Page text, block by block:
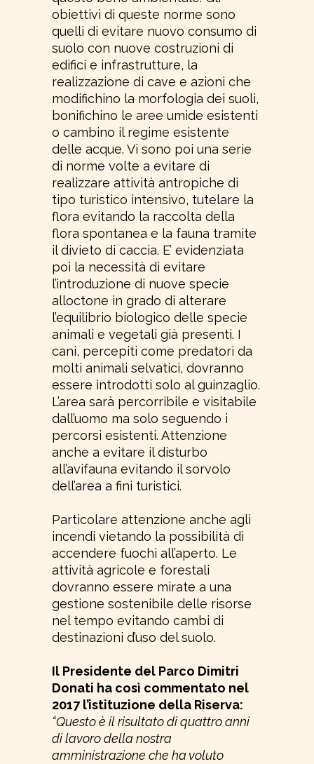
obiettivi di queste norme sono
quelli di evitare nuovo consumo di
suolo con nuove costruzioni di
edifici e infrastrutture, la
realizzazione di cave e azioni che
modifichino la morfologia dei suoli,
bonifichino le aree umide esistenti
o cambino il regime esistente
delle acque. Vi sono poi una serie
di norme volte a evitare di
realizzare attività antropiche di
tipo turistico intensivo, tutelare la
flora evitando la raccolta della
flora spontanea e la fauna tramite
il divieto di caccia. E’ evidenziata
poi la necessità di evitare
l’introduzione di nuove specie
alloctone in grado di alterare
l’equilibrio biologico delle specie
animali e vegetali già presenti. I
cani, percepiti come predatori da
molti animali selvatici, dovranno
essere introdotti solo al guinzaglio.
L’area sarà percorribile e visitabile
dall’uomo ma solo seguendo i
percorsi esistenti. Attenzione
anche a evitare il disturbo
all’avifauna evitando il sorvolo
dell’area a fini turistici.
Particolare attenzione anche agli
incendi vietando la possibilità di
accendere fuochi all’aperto. Le
attività agricole e forestali
dovranno essere mirate a una
gestione sostenibile delle risorse
nel tempo evitando cambi di
destinazioni d’uso del suolo.
Il Presidente del Parco Dimitri
Donati ha così commentato nel
2017 l’istituzione della Riserva:
“Questo è il risultato di quattro anni
di lavoro della nostra
amministrazione che ha voluto